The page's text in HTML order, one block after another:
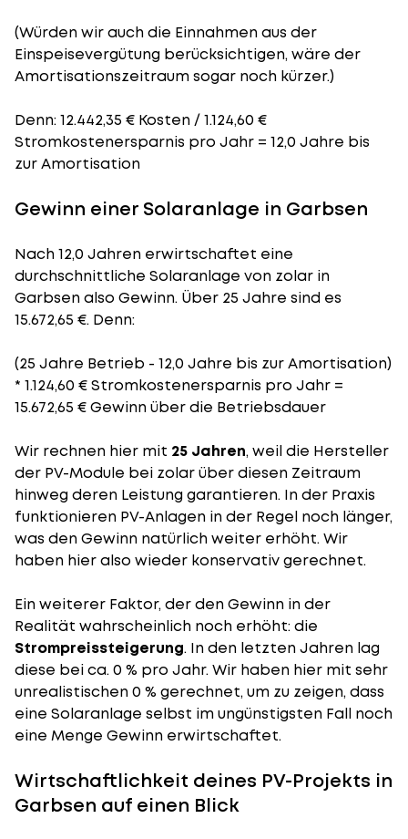
(Würden wir auch die Einnahmen aus der
Einspeisevergütung berücksichtigen, wäre der
Amortisationszeitraumsogar noch kürzer.)
Denn: 12.442,35 € Kosten / 1.124,60 €
Stromkostenersparnis pro Jahr = 12,0 Jahre bis
zur Amortisation
Gewinn einer Solaranlage in Garbsen
Nach 12,0 Jahren erwirtschaftet eine
durchschnittliche Solaranlage von zolar in
Garbsen also Gewinn. Über 25 Jahre sind es
15.672,65 €. Denn:
(25 Jahre Betrieb - 12,0 Jahre bis zur Amortisation)
* 1.124,60 € Stromkostenersparnis pro Jahr =
15.672,65 € Gewinn über die Betriebsdauer
Wir rechnen hier mit 25 Jahren, weil die Hersteller
der PV-Module bei zolar über diesen Zeitraum
hinweg deren Leistung garantieren. In der Praxis
funktionieren PV-Anlagen in der Regel noch länger,
was den Gewinn natürlich weiter erhöht. Wir
haben hier also wieder konservativ gerechnet.
Ein weiterer Faktor, der den Gewinn in der
Realität wahrscheinlich noch erhöht: die
Strompreissteigerung. In den letzten Jahren lag
diese bei ca. 0 % pro Jahr. Wir haben hier mit sehr
unrealistischen 0 % gerechnet, um zu zeigen, dass
eine Solaranlage selbst im ungünstigsten Fall noch
eine Menge Gewinn erwirtschaftet.
Wirtschaftlichkeit deines PV-Projekts in
Garbsen auf einen Blick